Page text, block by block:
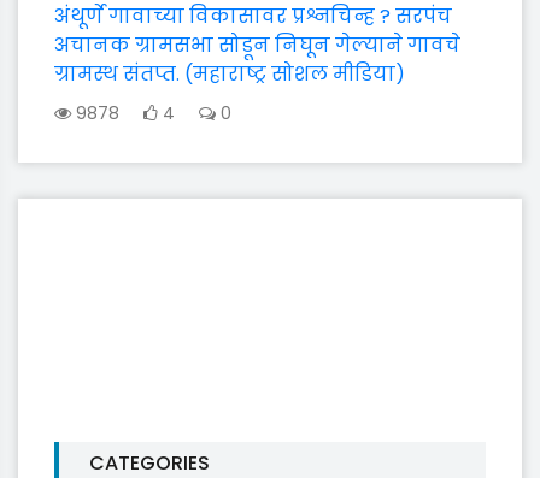
अंथूर्णे गावाच्या विकासावर प्रश्नचिन्ह ? सरपंच
अचानक ग्रामसभा सोडून निघून गेल्याने गावचे
ग्रामस्थ संतप्त. (महाराष्ट्र सोशल मीडिया)
9878 4 0
CATEGORIES